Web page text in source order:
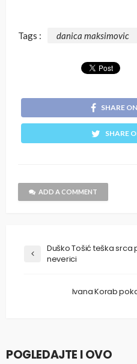
Tags : danica maksimovic
SHARE
SHARE
ADD A COMMENT
Duško Tošić teška srca
neverici
Ivana Korab
POGLEDAJTE I OVO